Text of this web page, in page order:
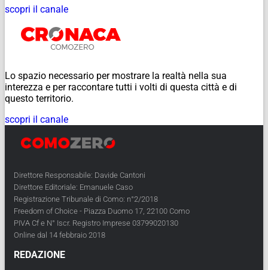
scopri il canale
Lo spazio necessario per mostrare la realtà nella sua
interezza e per raccontare tutti i volti di questa città e di
questo territorio.
scopri il canale
Direttore Responsabile: Davide Cantoni
Direttore Editoriale: Emanuele Caso
Registrazione Tribunale di Como: n°2/2018
Freedom of Choice - Piazza Duomo 17, 22100 Como
PIVA Cf e N° Iscr. Registro Imprese 03799020130
Online dal 14 febbraio 2018
REDAZIONE